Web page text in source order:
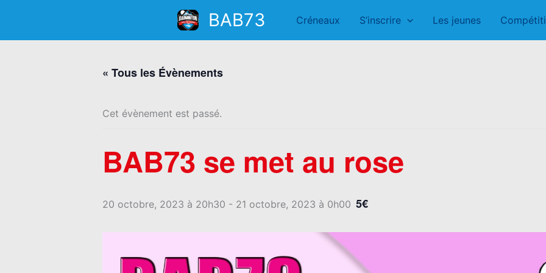
contenu
BAB73 Créneaux S’inscrire Les jeunes
« Tous les Évènements
Cet évènement est passé.
BAB73 se met au rose
20 octobre, 2023 à 20h30 - 21 octobre, 2023 à 0h00 5€